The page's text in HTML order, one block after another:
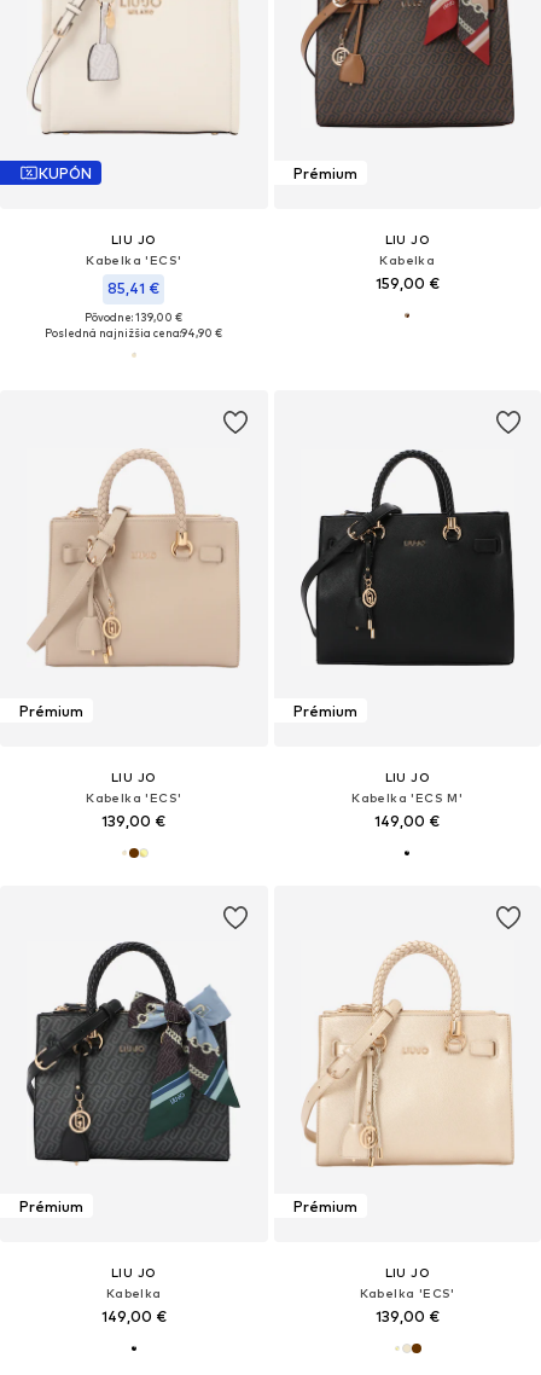
KUPÓN
LIU JO
Kabelka 'ECS'
85,41 €
Pôvodne: 139,00 €
Posledná najnižšia cena:94,90 €
Prémium
LIU JO
Kabelka
159,00 €
Prémium
LIU JO
Kabelka 'ECS'
139,00 €
Prémium
LIU JO
Kabelka 'ECS M'
149,00 €
Prémium
LIU JO
Kabelka
149,00 €
Prémium
LIU JO
Kabelka 'ECS'
139,00 €